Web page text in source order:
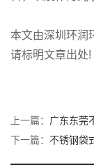
本文由深圳环润
请标明文章出处!
上一篇： 广东东莞
下一篇： 不锈钢袋